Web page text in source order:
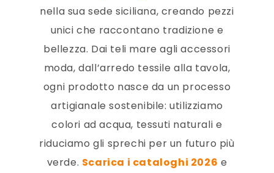
nella sua sede siciliana, creando pezzi
unici che raccontano tradizione e
bellezza. Dai teli mare agli accessori
moda, dall’arredo tessile alla tavola,
ogni prodotto nasce da un processo
artigianale sostenibile: utilizziamo
colori ad acqua, tessuti naturali e
riduciamo gli sprechi per un futuro più
verde. Scarica i cataloghi 2026 e